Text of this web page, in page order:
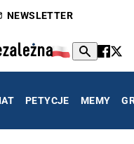
NEWSLETTER
PETYCJE MEMY